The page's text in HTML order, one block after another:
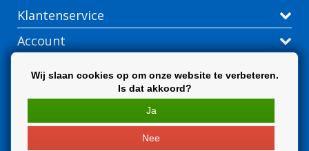
Klantenservice
Account
Wij slaan cookies op om onze website te verbeteren.
Is dat akkoord?
Ja
Nee